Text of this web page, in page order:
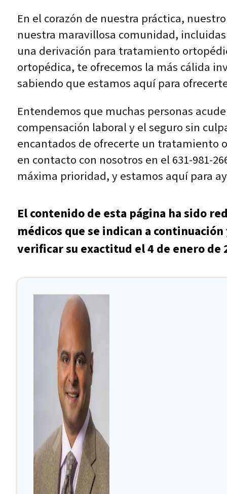
En el corazón de nuestra práctica,
nuestra maravillosa comunidad,
una derivación para tratamiento
ortopédica, te ofrecemos la más cálida
sabiendo que estamos aquí para
Entendemos que muchas personas
compensación laboral y el seguro sin
encantados de ofrecerte un tratamiento
en contacto con nosotros en el 631-981-
máxima prioridad, y estamos aquí para
El contenido de esta página ha sido
médicos que se indican a
verificar su exactitud el 4 de enero de